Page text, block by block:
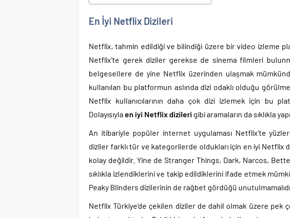
En İyi Netflix Dizileri
Netflix, tahmin edildiği ve bilindiği üzere bir video izleme
Netflix’te gerek diziler gerekse de sinema filmleri
belgesellere de yine Netflix üzerinden ulaşmak
kullanılan bu platformun aslında dizi odaklı olduğu
Netflix kullanıcılarının daha çok dizi izlemek için bu
Dolayısıylaen iyi Netflix dizileri gibi aramaların da sıklıkla
An itibariyle popüler internet uygulaması Netflix’te
diziler farklı tür ve kategorilerde oldukları için en iyi Netflix
kolay değildir. Yine de Stranger Things, Dark, Narcos,
sıklıkla izlendiklerini ve takip edildiklerini ifade etmek
Peaky Blinders dizilerinin de rağbet gördüğü
Netflix Türkiye’de çekilen diziler de dahil olmak üzere pek
Kontrol Hapı En İyisi En İyi Ayakkabı Markaları 2021 Listesi